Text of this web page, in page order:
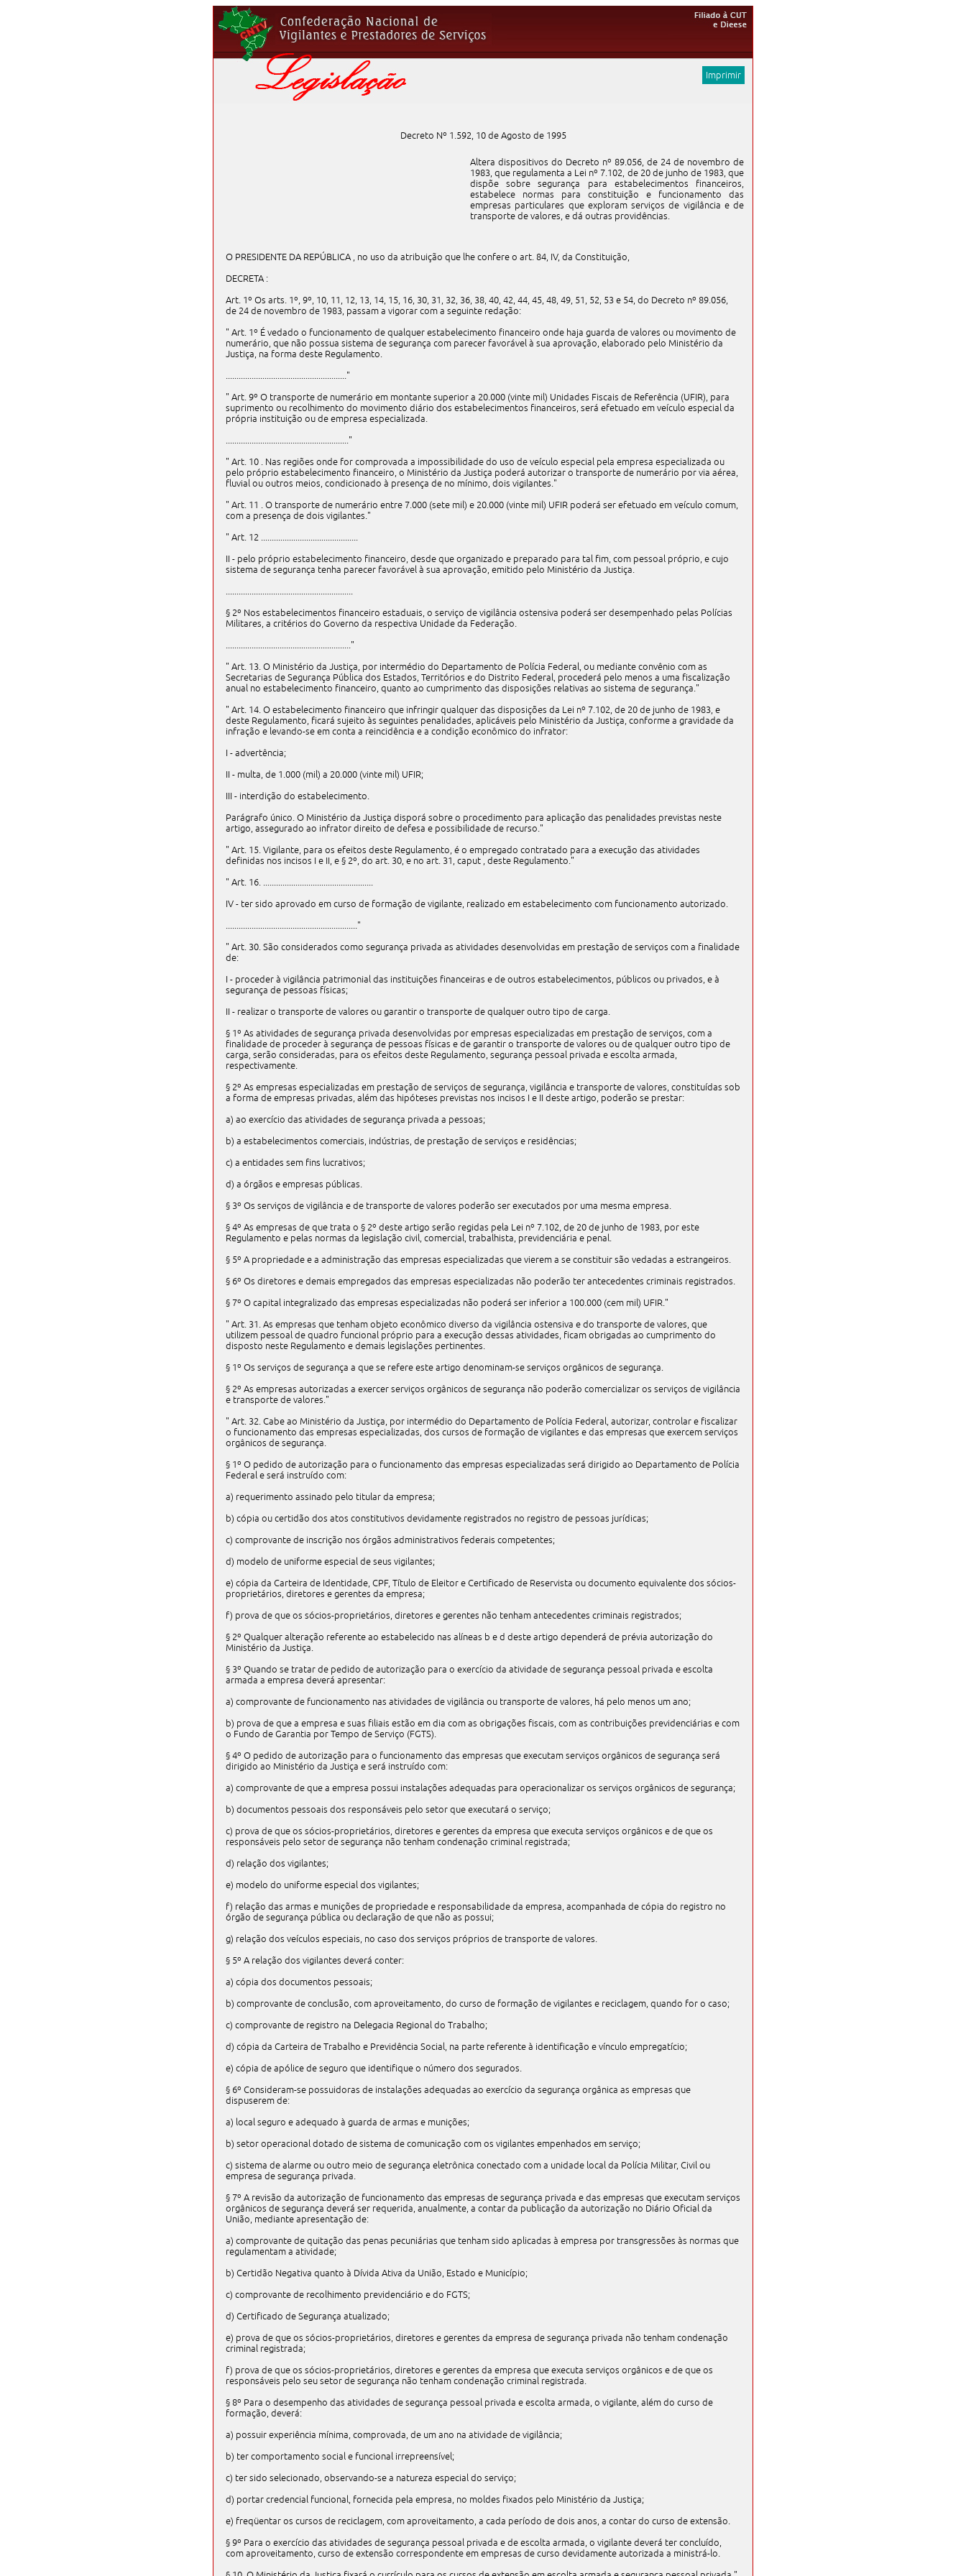
Imprimir
Decreto Nº 1.592, 10 de Agosto de 1995
Altera dispositivos do Decreto nº 89.056, de 24 de novembro de
1983, que regulamenta a Lei nº 7.102, de 20 de junho de 1983, que
dispõe sobre segurança para estabelecimentos financeiros,
estabelece normas para constituição e funcionamento das
empresas particulares que exploram serviços de vigilância e de
transporte de valores, e dá outras providências.
O PRESIDENTE DA REPÚBLICA , no uso da atribuição que lhe confere o art. 84, IV, da Constituição,
DECRETA :
Art. 1º Os arts. 1º, 9º, 10, 11, 12, 13, 14, 15, 16, 30, 31, 32, 36, 38, 40, 42, 44, 45, 48, 49, 51, 52, 53 e 54, do Decreto nº 89.056,
de 24 de novembro de 1983, passam a vigorar com a seguinte redação:
" Art. 1º É vedado o funcionamento de qualquer estabelecimento financeiro onde haja guarda de valores ou movimento de
numerário, que não possua sistema de segurança com parecer favorável à sua aprovação, elaborado pelo Ministério da
Justiça, na forma deste Regulamento.
........................................................"
" Art. 9º O transporte de numerário em montante superior a 20.000 (vinte mil) Unidades Fiscais de Referência (UFIR), para
suprimento ou recolhimento do movimento diário dos estabelecimentos financeiros, será efetuado em veículo especial da
própria instituição ou de empresa especializada.
........................................................."
" Art. 10 . Nas regiões onde for comprovada a impossibilidade do uso de veículo especial pela empresa especializada ou
pelo próprio estabelecimento financeiro, o Ministério da Justiça poderá autorizar o transporte de numerário por via aérea,
fluvial ou outros meios, condicionado à presença de no mínimo, dois vigilantes."
" Art. 11 . O transporte de numerário entre 7.000 (sete mil) e 20.000 (vinte mil) UFIR poderá ser efetuado em veículo comum,
com a presença de dois vigilantes."
" Art. 12 .............................................
II - pelo próprio estabelecimento financeiro, desde que organizado e preparado para tal fim, com pessoal próprio, e cujo
sistema de segurança tenha parecer favorável à sua aprovação, emitido pelo Ministério da Justiça.
...........................................................
§ 2º Nos estabelecimentos financeiro estaduais, o serviço de vigilância ostensiva poderá ser desempenhado pelas Polícias
Militares, a critérios do Governo da respectiva Unidade da Federação.
.........................................................."
" Art. 13. O Ministério da Justiça, por intermédio do Departamento de Polícia Federal, ou mediante convênio com as
Secretarias de Segurança Pública dos Estados, Territórios e do Distrito Federal, procederá pelo menos a uma fiscalização
anual no estabelecimento financeiro, quanto ao cumprimento das disposições relativas ao sistema de segurança."
" Art. 14. O estabelecimento financeiro que infringir qualquer das disposições da Lei nº 7.102, de 20 de junho de 1983, e
deste Regulamento, ficará sujeito às seguintes penalidades, aplicáveis pelo Ministério da Justiça, conforme a gravidade da
infração e levando-se em conta a reincidência e a condição econômico do infrator:
I - advertência;
II - multa, de 1.000 (mil) a 20.000 (vinte mil) UFIR;
III - interdição do estabelecimento.
Parágrafo único. O Ministério da Justiça disporá sobre o procedimento para aplicação das penalidades previstas neste
artigo, assegurado ao infrator direito de defesa e possibilidade de recurso."
" Art. 15. Vigilante, para os efeitos deste Regulamento, é o empregado contratado para a execução das atividades
definidas nos incisos I e II, e § 2º, do art. 30, e no art. 31, caput , deste Regulamento."
" Art. 16. ...................................................
IV - ter sido aprovado em curso de formação de vigilante, realizado em estabelecimento com funcionamento autorizado.
............................................................."
" Art. 30. São considerados como segurança privada as atividades desenvolvidas em prestação de serviços com a finalidade
de:
I - proceder à vigilância patrimonial das instituições financeiras e de outros estabelecimentos, públicos ou privados, e à
segurança de pessoas físicas;
II - realizar o transporte de valores ou garantir o transporte de qualquer outro tipo de carga.
§ 1º As atividades de segurança privada desenvolvidas por empresas especializadas em prestação de serviços, com a
finalidade de proceder à segurança de pessoas físicas e de garantir o transporte de valores ou de qualquer outro tipo de
carga, serão consideradas, para os efeitos deste Regulamento, segurança pessoal privada e escolta armada,
respectivamente.
§ 2º As empresas especializadas em prestação de serviços de segurança, vigilância e transporte de valores, constituídas sob
a forma de empresas privadas, além das hipóteses previstas nos incisos I e II deste artigo, poderão se prestar:
a) ao exercício das atividades de segurança privada a pessoas;
b) a estabelecimentos comerciais, indústrias, de prestação de serviços e residências;
c) a entidades sem fins lucrativos;
d) a órgãos e empresas públicas.
§ 3º Os serviços de vigilância e de transporte de valores poderão ser executados por uma mesma empresa.
§ 4º As empresas de que trata o § 2º deste artigo serão regidas pela Lei nº 7.102, de 20 de junho de 1983, por este
Regulamento e pelas normas da legislação civil, comercial, trabalhista, previdenciária e penal.
§ 5º A propriedade e a administração das empresas especializadas que vierem a se constituir são vedadas a estrangeiros.
§ 6º Os diretores e demais empregados das empresas especializadas não poderão ter antecedentes criminais registrados.
§ 7º O capital integralizado das empresas especializadas não poderá ser inferior a 100.000 (cem mil) UFIR."
" Art. 31. As empresas que tenham objeto econômico diverso da vigilância ostensiva e do transporte de valores, que
utilizem pessoal de quadro funcional próprio para a execução dessas atividades, ficam obrigadas ao cumprimento do
disposto neste Regulamento e demais legislações pertinentes.
§ 1º Os serviços de segurança a que se refere este artigo denominam-se serviços orgânicos de segurança.
§ 2º As empresas autorizadas a exercer serviços orgânicos de segurança não poderão comercializar os serviços de vigilância
e transporte de valores."
" Art. 32. Cabe ao Ministério da Justiça, por intermédio do Departamento de Polícia Federal, autorizar, controlar e fiscalizar
o funcionamento das empresas especializadas, dos cursos de formação de vigilantes e das empresas que exercem serviços
orgânicos de segurança.
§ 1º O pedido de autorização para o funcionamento das empresas especializadas será dirigido ao Departamento de Polícia
Federal e será instruído com:
a) requerimento assinado pelo titular da empresa;
b) cópia ou certidão dos atos constitutivos devidamente registrados no registro de pessoas jurídicas;
c) comprovante de inscrição nos órgãos administrativos federais competentes;
d) modelo de uniforme especial de seus vigilantes;
e) cópia da Carteira de Identidade, CPF, Título de Eleitor e Certificado de Reservista ou documento equivalente dos sócios-
proprietários, diretores e gerentes da empresa;
f) prova de que os sócios-proprietários, diretores e gerentes não tenham antecedentes criminais registrados;
§ 2º Qualquer alteração referente ao estabelecido nas alíneas b e d deste artigo dependerá de prévia autorização do
Ministério da Justiça.
§ 3º Quando se tratar de pedido de autorização para o exercício da atividade de segurança pessoal privada e escolta
armada a empresa deverá apresentar:
a) comprovante de funcionamento nas atividades de vigilância ou transporte de valores, há pelo menos um ano;
b) prova de que a empresa e suas filiais estão em dia com as obrigações fiscais, com as contribuições previdenciárias e com
o Fundo de Garantia por Tempo de Serviço (FGTS).
§ 4º O pedido de autorização para o funcionamento das empresas que executam serviços orgânicos de segurança será
dirigido ao Ministério da Justiça e será instruído com:
a) comprovante de que a empresa possui instalações adequadas para operacionalizar os serviços orgânicos de segurança;
b) documentos pessoais dos responsáveis pelo setor que executará o serviço;
c) prova de que os sócios-proprietários, diretores e gerentes da empresa que executa serviços orgânicos e de que os
responsáveis pelo setor de segurança não tenham condenação criminal registrada;
d) relação dos vigilantes;
e) modelo do uniforme especial dos vigilantes;
f) relação das armas e munições de propriedade e responsabilidade da empresa, acompanhada de cópia do registro no
órgão de segurança pública ou declaração de que não as possui;
g) relação dos veículos especiais, no caso dos serviços próprios de transporte de valores.
§ 5º A relação dos vigilantes deverá conter:
a) cópia dos documentos pessoais;
b) comprovante de conclusão, com aproveitamento, do curso de formação de vigilantes e reciclagem, quando for o caso;
c) comprovante de registro na Delegacia Regional do Trabalho;
d) cópia da Carteira de Trabalho e Previdência Social, na parte referente à identificação e vínculo empregatício;
e) cópia de apólice de seguro que identifique o número dos segurados.
§ 6º Consideram-se possuidoras de instalações adequadas ao exercício da segurança orgânica as empresas que
dispuserem de:
a) local seguro e adequado à guarda de armas e munições;
b) setor operacional dotado de sistema de comunicação com os vigilantes empenhados em serviço;
c) sistema de alarme ou outro meio de segurança eletrônica conectado com a unidade local da Polícia Militar, Civil ou
empresa de segurança privada.
§ 7º A revisão da autorização de funcionamento das empresas de segurança privada e das empresas que executam serviços
orgânicos de segurança deverá ser requerida, anualmente, a contar da publicação da autorização no Diário Oficial da
União, mediante apresentação de:
a) comprovante de quitação das penas pecuniárias que tenham sido aplicadas à empresa por transgressões às normas que
regulamentam a atividade;
b) Certidão Negativa quanto à Dívida Ativa da União, Estado e Município;
c) comprovante de recolhimento previdenciário e do FGTS;
d) Certificado de Segurança atualizado;
e) prova de que os sócios-proprietários, diretores e gerentes da empresa de segurança privada não tenham condenação
criminal registrada;
f) prova de que os sócios-proprietários, diretores e gerentes da empresa que executa serviços orgânicos e de que os
responsáveis pelo seu setor de segurança não tenham condenação criminal registrada.
§ 8º Para o desempenho das atividades de segurança pessoal privada e escolta armada, o vigilante, além do curso de
formação, deverá:
a) possuir experiência mínima, comprovada, de um ano na atividade de vigilância;
b) ter comportamento social e funcional irrepreensível;
c) ter sido selecionado, observando-se a natureza especial do serviço;
d) portar credencial funcional, fornecida pela empresa, no moldes fixados pelo Ministério da Justiça;
e) freqüentar os cursos de reciclagem, com aproveitamento, a cada período de dois anos, a contar do curso de extensão.
§ 9º Para o exercício das atividades de segurança pessoal privada e de escolta armada, o vigilante deverá ter concluído,
com aproveitamento, curso de extensão correspondente em empresas de curso devidamente autorizada a ministrá-lo.